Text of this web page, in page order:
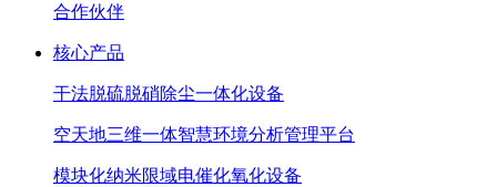
合作伙伴
核心产品
干法脱硫脱硝除尘一体化设备
空天地三维一体智慧环境分析管理平台
模块化纳米限域电催化氧化设备